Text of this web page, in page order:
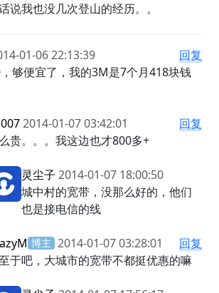
说我也没几次登山的经历。。
01-06 22:13:39
回复
够便宜了，我的3M是7个月418块钱
2014-01-07 03:42:01
回复
贵。。。我这边也才800多+
灵尘子 2014-01-07 18:00:50
城中村的宽带，没那么好的，他们
也是接电信的线
博主 2014-01-07 03:28:01
回复
于吧，大城市的宽带不都挺优惠的嘛